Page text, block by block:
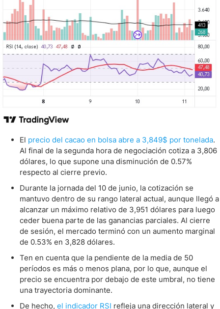
El precio del cacao en bolsa abre a 3,849$ por tonelada.
Al final de la segunda hora de negociación cotiza a 3,806
dólares, lo que supone una disminución de 0.57%
respecto al cierre previo.
Durante la jornada del 10 de junio, la cotización se
mantuvo dentro de su rango lateral actual, aunque llegó a
alcanzar un máximo relativo de 3,951 dólares para luego
ceder buena parte de las ganancias parciales. Al cierre
de sesión, el mercado terminó con un aumento marginal
de 0.53% en 3,828 dólares.
Ten en cuenta que la pendiente de la media de 50
períodos es más o menos plana, por lo que, aunque el
precio se encuentra por debajo de este umbral, no tiene
una trayectoria dominante.
De hecho, el indicador RSI refleja una dirección lateral y